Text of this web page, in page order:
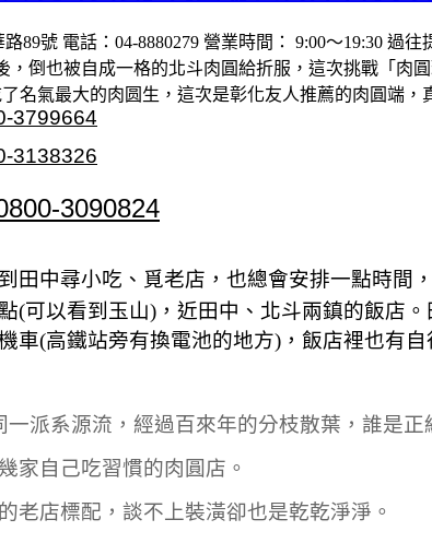
89號 電話：04-8880279 營業時間： 9:00～19:30
，倒也被自成一格的北斗肉圓給折服，這次挑戰「肉
名氣最大的肉圆生，這次是彰化友人推薦的肉圓端
田中尋小吃、覓老店，也總會安排一點時間
(可以看到玉山)，近田中、北斗兩鎮的飯店
車(高鐵站旁有換電池的地方)，飯店裡也有自
派系源流，經過百來年的分枝散葉，誰是正
家自己吃習慣的肉圓店。
老店標配，談不上裝潢卻也是乾乾淨淨。